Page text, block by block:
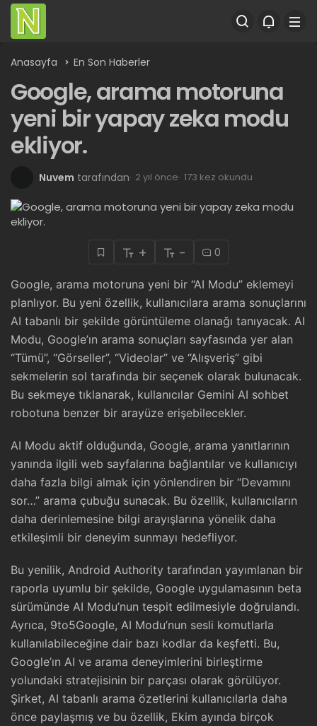
Anasayfa En Son Haberler
Google, arama motoruna
yeni bir yapay zeka modu
ekliyor.
Nuvem tarafından 2 yıl önce 173 kez okundu
+ - 0
Google, arama motoruna yeni bir “AI Modu” eklemeyi
planlıyor. Bu yeni özellik, kullanıcılara arama sonuçlarını
AI tabanlı bir şekilde görüntüleme olanağı tanıyacak. AI
Modu, Google’ın arama sonuçları sayfasında yer alan
“Tümü”, “Görseller”, “Videolar” ve “Alışveriş” gibi
sekmelerin sol tarafında bir seçenek olarak bulunacak.
Bu sekmeye tıklanarak, kullanıcılar Gemini AI sohbet
robotuna benzer bir arayüze erişebilecekler.
AI Modu aktif olduğunda, Google, arama yanıtlarının
yanında ilgili web sayfalarına bağlantılar ve kullanıcıyı
daha fazla bilgi almak için yönlendiren bir “Devamını
sor…” arama çubuğu sunacak. Bu özellik, kullanıcıların
daha derinlemesine bilgi arayışlarına yönelik daha
etkileşimli bir deneyim sunmayı hedefliyor.
Bu yenilik, Android Authority tarafından yayımlanan bir
raporla uyumlu bir şekilde, Google uygulamasının beta
sürümünde AI Modu’nun tespit edilmesiyle doğrulandı.
Ayrıca, 9to5Google, AI Modu’nun sesli komutlarla
kullanılabileceğine dair bazı kodlar da keşfetti. Bu,
Google’ın AI ve arama deneyimlerini birleştirme
yolundaki stratejisinin bir parçası olarak görülüyor.
Şirket, AI tabanlı arama özetlerini kullanıcılarla daha
önce paylaşmış ve bu özellik, Ekim ayında birçok